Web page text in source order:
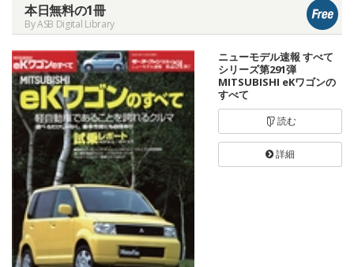
本日無料の1冊
By ASB Digital Library
ニューモデル速報 すべて
シリーズ第291弾
MITSUBISHI eKワゴンの
すべて
読む
詳細